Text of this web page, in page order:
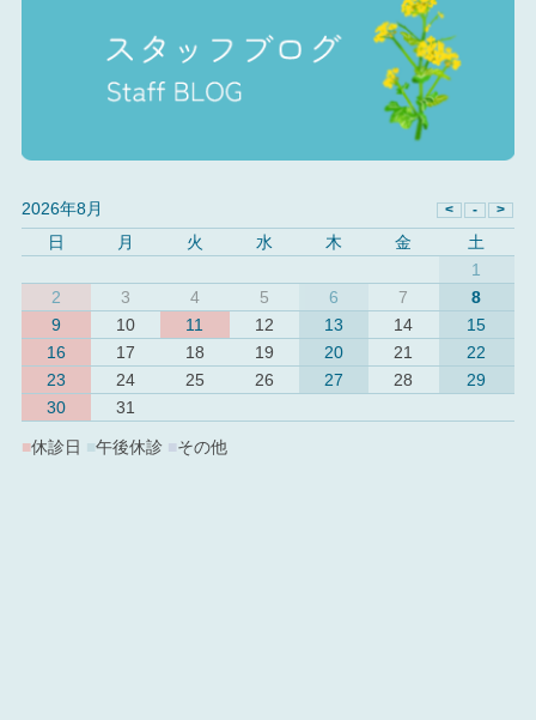
2026年8月
日
月 火 水 木 金
土
1
2
3 4 5 6 7
8
9
10 11 12 13 14
15
16
17 18 19 20 21
22
23
24 25 26 27 28
29
30
31
■休診日 ■午後休診 その他